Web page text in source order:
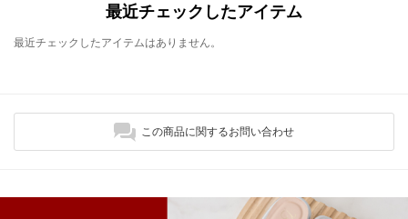
最近チェックしたアイテム
最近チェックしたアイテムはありません。
この商品に関するお問い合わせ